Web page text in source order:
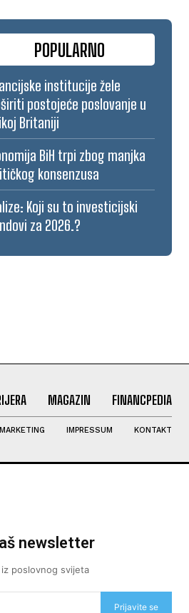
POPULARNO
institucije žele
postojeće poslovanje u
Britaniji
BiH trpi zbog manjka
konsenzusa
Koji su to investicijski
za 2026.?
MAGAZIN FINANCPEDIA
MARKETING IMPRESSUM KONTAKT
newsletter
poslovnog svijeta
Prijavite se